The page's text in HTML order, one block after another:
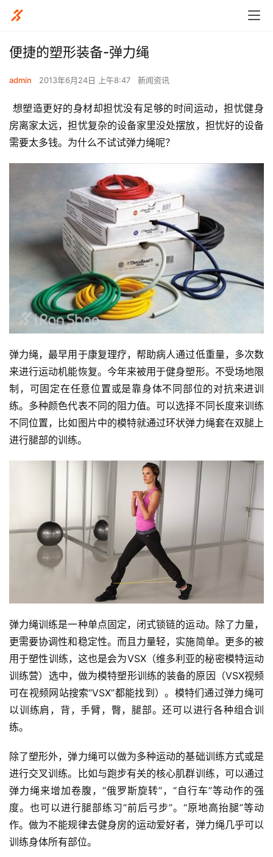
便捷的塑形装备-弹力绳
admin 2013年6月24日 上午8:47 新闻资讯
房离家太远，担忧复杂的设备家里没处摆放，担忧好的设备
需要太多钱。为什么不试试弹力绳呢？
弹力绳，最早用于康复理疗，帮助病人通过低重量，多次数
来进行运动机能恢复。今年来被用于健身塑形。不受场地限
制，可固定在任意位置或是靠身体不同部位的对抗来进训
练。多种颜色代表不同的阻力值。可以选择不同长度来训练
不同位置，比如图片中的模特就通过环状弹力绳套在双腿上
进行腿部的训练。
弹力绳训练是一种单点固定，闭式锁链的运动。除了力量，
更需要协调性和稳定性。而且力量轻，实施简单。更多的被
用于塑性训练，这也是会为VSX（维多利亚的秘密模特运动
训练营）选中，做为模特塑形训练的装备的原因（VSX视频
可在视频网站搜索“VSX”都能找到）。模特们通过弹力绳可
以训练肩，背，手臂，臀，腿部。还可以进行各种组合训
练。
除了塑形外，弹力绳可以做为多种运动的基础训练方式或是
进行交叉训练。比如与跑步有关的核心肌群训练，可以通过
弹力绳来增加卷腹，“俄罗斯旋转”，“自行车”等动作的强
度。也可以进行腿部练习“前后弓步”。“原地高抬腿”等动
作。做为不能规律去健身房的运动爱好者，弹力绳几乎可以
训练身体所有部位。